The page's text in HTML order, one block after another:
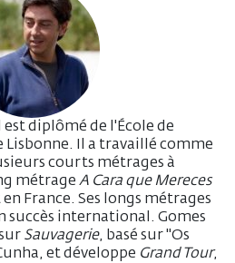
est diplômé de l'École de
Lisbonne. Il a travaillé comme
courts métrages à
métrage A Cara que Mereces
France. Ses longs métrages
succès international. Gomes
Sauvagerie, basé sur "Os
et développe Grand Tour,